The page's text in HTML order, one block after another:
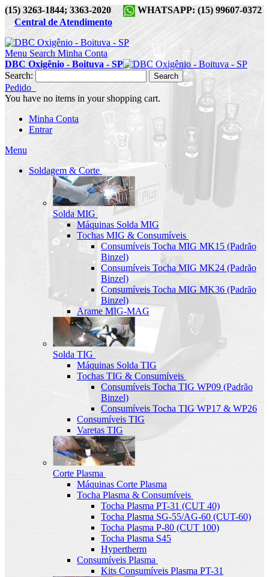
(15) 3263-1844; 3363-2020
WHATSAPP: (15) 99607-0372
Central de Atendimento
Menu Search Minha Conta
DBC Oxigênio - Boituva - SP
Search:
Search
Pedido
You have no items in your shopping cart.
Minha Conta
Entrar
Menu
Soldagem & Corte
Solda MIG
Máquinas Solda MIG
Tochas MIG & Consumíveis
Consumíveis Tocha MIG MK15 (Padrão
Binzel)
Consumíveis Tocha MIG MK24 (Padrão
Binzel)
Consumíveis Tocha MIG MK36 (Padrão
Binzel)
Arame MIG-MAG
Solda TIG
Máquinas Solda TIG
Tochas TIG & Consumíveis
Consumíveis Tocha TIG WP09 (Padrão
Binzel)
Consumíveis Tocha TIG WP17 & WP26
Consumíveis TIG
Varetas TIG
Corte Plasma
Máquinas Corte Plasma
Tocha Plasma & Consumíveis
Tocha Plasma PT-31 (CUT 40)
Tocha Plasma SG-55/AG-60 (CUT-60)
Tocha Plasma P-80 (CUT 100)
Tocha Plasma S45
Hypertherm
Consumíveis Plasma
Kits Consumíveis Plasma PT-31